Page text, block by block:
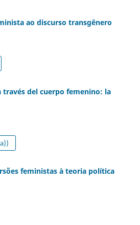
ao discurso transgênero
través del cuerpo femenino: la
feministas à teoria política